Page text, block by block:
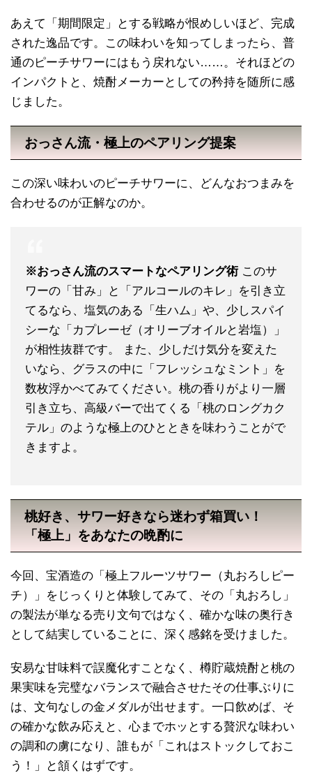
あえて「期間限定」とする戦略が恨めしいほど、完成
された逸品です。この味わいを知ってしまったら、普
通のピーチサワーにはもう戻れない……。それほどの
インパクトと、焼酎メーカーとしての矜持を随所に感
じました。
おっさん流・極上のペアリング提案
この深い味わいのピーチサワーに、どんなおつまみを
合わせるのが正解なのか。
※おっさん流のスマートなペアリング術このサ
ワーの「甘み」と「アルコールのキレ」を引き立
てるなら、塩気のある「生ハム」や、少しスパイ
シーな「カプレーゼ（オリーブオイルと岩塩）」
が相性抜群です。 また、少しだけ気分を変えた
いなら、グラスの中に「フレッシュなミント」を
数枚浮かべてみてください。桃の香りがより一層
引き立ち、高級バーで出てくる「桃のロングカク
テル」のような極上のひとときを味わうことがで
きますよ。
桃好き、サワー好きなら迷わず箱買い！
「極上」をあなたの晩酌に
今回、宝酒造の「極上フルーツサワー（丸おろしピー
チ）」をじっくりと体験してみて、その「丸おろし」
の製法が単なる売り文句ではなく、確かな味の奥行き
として結実していることに、深く感銘を受けました。
安易な甘味料で誤魔化すことなく、樽貯蔵焼酎と桃の
果実味を完璧なバランスで融合させたその仕事ぶりに
は、文句なしの金メダルが出せます。一口飲めば、そ
の確かな飲み応えと、心までホッとする贅沢な味わい
の調和の虜になり、誰もが「これはストックしておこ
う！」と頷くはずです。